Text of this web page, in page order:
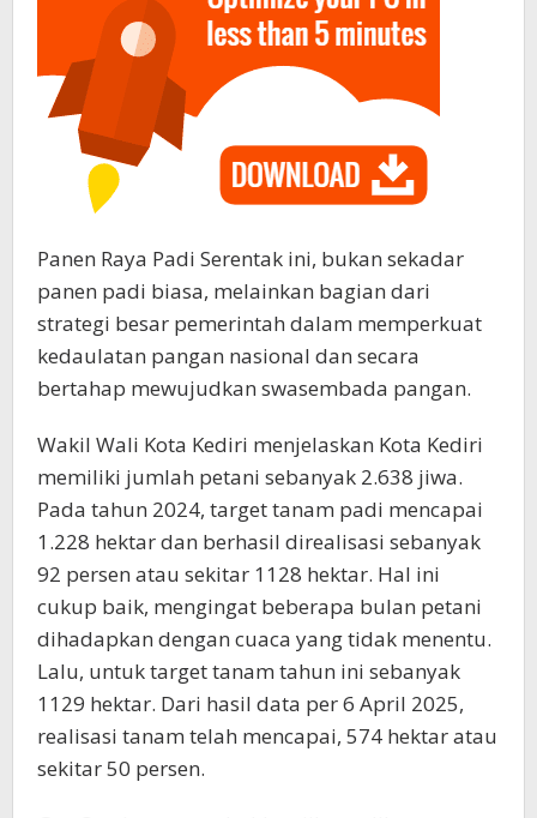
Panen Raya Padi Serentak ini, bukan sekadar
panen padi biasa, melainkan bagian dari
strategi besar pemerintah dalam memperkuat
kedaulatan pangan nasional dan secara
bertahap mewujudkan swasembada pangan.
Wakil Wali Kota Kediri menjelaskan Kota Kediri
memiliki jumlah petani sebanyak 2.638 jiwa.
Pada tahun 2024, target tanam padi mencapai
1.228 hektar dan berhasil direalisasi sebanyak
92 persen atau sekitar 1128 hektar. Hal ini
cukup baik, mengingat beberapa bulan petani
dihadapkan dengan cuaca yang tidak menentu.
Lalu, untuk target tanam tahun ini sebanyak
1129 hektar. Dari hasil data per 6 April 2025,
realisasi tanam telah mencapai, 574 hektar atau
sekitar 50 persen.